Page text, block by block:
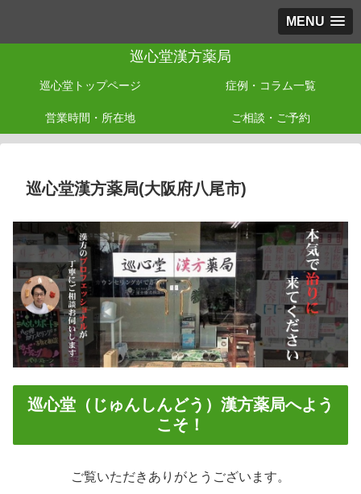
MENU
巡心堂漢方薬局
巡心堂トップページ 症例・コラム一覧
営業時間・所在地 ご相談・ご予約
巡心堂漢方薬局(大阪府八尾市)
巡心堂（じゅんしんどう）漢方薬局へよう
こそ！
ご覧いただきありがとうございます。